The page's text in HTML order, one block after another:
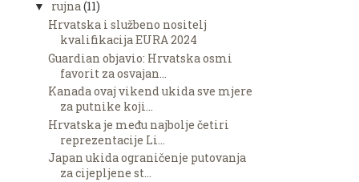
▼ rujna (11)
Hrvatska i službeno nositelj
kvalifikacija EURA 2024
Guardian objavio: Hrvatska osmi
favorit za osvajan...
Kanada ovaj vikend ukida sve mjere
za putnike koji...
Hrvatska je među najbolje četiri
reprezentacije Li...
Japan ukida ograničenje putovanja
za cijepljene st...